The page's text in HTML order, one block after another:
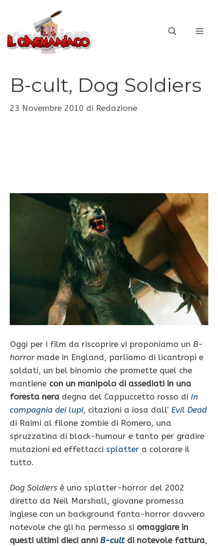
contenuto
B-cult, Dog Soldiers
23 Novembre 2010 di Redazione
Oggi per i film da riscoprire vi proponiamo un B-
horrormade in England, parliamo di licantropi e
soldati, un bel binomio che promette quel che
mantiene con un manipolo di assediati in una
foresta nera degna del Cappuccetto rosso di In
compagnia dei lupi, citazioni a iosa dall’ Evil Dead
di Raimi al filone zombie di Romero, una
spruzzatina di black-humour e tanto per gradire
mutazioni ed effettacci splatter a colorare il
tutto.
Dog Soldiers è uno splatter-horror del 2002
diretto da Neil Marshall, giovane promessa
inglese con un background fanta-horror davvero
notevole che gli ha permesso si omaggiare in
questi ultimi dieci anni B-cultdi notevole fattura,